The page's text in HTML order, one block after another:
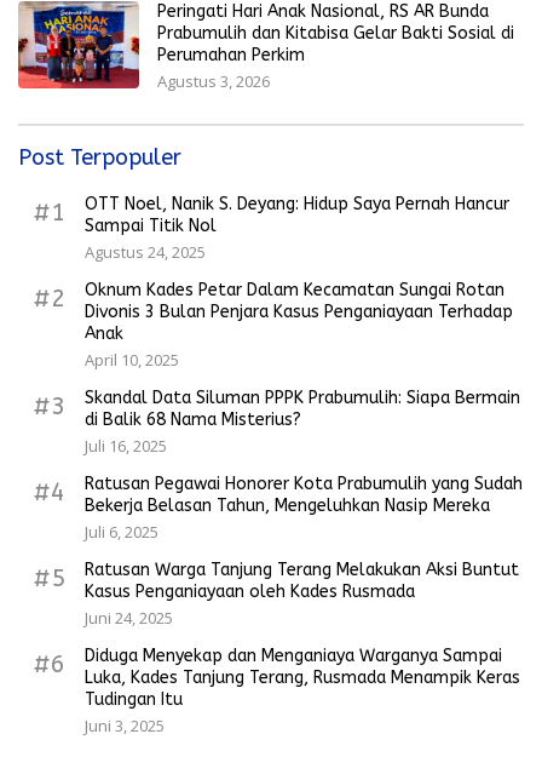
Peringati Hari Anak Nasional, RS AR Bunda
Prabumulih dan Kitabisa Gelar Bakti Sosial di
Perumahan Perkim
Agustus 3, 2026
Post Terpopuler
#1
OTT Noel, Nanik S. Deyang: Hidup Saya Pernah Hancur
Sampai Titik Nol
Agustus 24, 2025
#2
Oknum Kades Petar Dalam Kecamatan Sungai Rotan
Divonis 3 Bulan Penjara Kasus Penganiayaan Terhadap
Anak
April 10, 2025
#3
Skandal Data Siluman PPPK Prabumulih: Siapa Bermain
di Balik 68 Nama Misterius?
Juli 16, 2025
#4
Ratusan Pegawai Honorer Kota Prabumulih yang Sudah
Bekerja Belasan Tahun, Mengeluhkan Nasip Mereka
Juli 6, 2025
#5
Ratusan Warga Tanjung Terang Melakukan Aksi Buntut
Kasus Penganiayaan oleh Kades Rusmada
Juni 24, 2025
#6
Diduga Menyekap dan Menganiaya Warganya Sampai
Luka, Kades Tanjung Terang, Rusmada Menampik Keras
Tudingan Itu
Juni 3, 2025